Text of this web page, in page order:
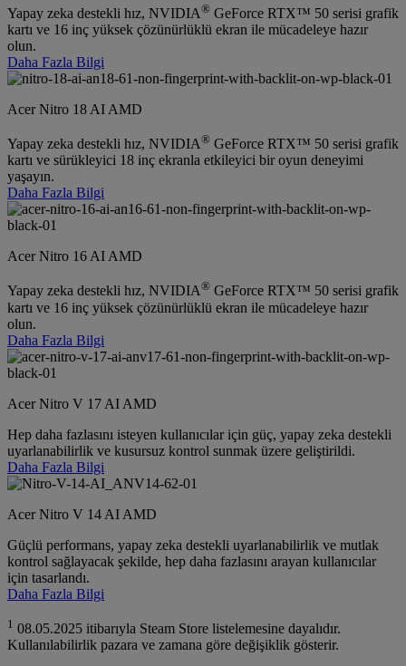
Yapay zeka destekli hız, NVIDIA® GeForce RTX™ 50 serisi grafik
kartı ve 16 inç yüksek çözünürlüklü ekran ile mücadeleye hazır
olun.
Daha Fazla Bilgi
Acer Nitro 18 AI AMD
Yapay zeka destekli hız, NVIDIA® GeForce RTX™ 50 serisi grafik
kartı ve sürükleyici 18 inç ekranla etkileyici bir oyun deneyimi
yaşayın.
Daha Fazla Bilgi
Acer Nitro 16 AI AMD
Yapay zeka destekli hız, NVIDIA® GeForce RTX™ 50 serisi grafik
kartı ve 16 inç yüksek çözünürlüklü ekran ile mücadeleye hazır
olun.
Daha Fazla Bilgi
Acer Nitro V 17 AI AMD
Hep daha fazlasını isteyen kullanıcılar için güç, yapay zeka destekli
uyarlanabilirlik ve kusursuz kontrol sunmak üzere geliştirildi.
Daha Fazla Bilgi
Acer Nitro V 14 AI AMD
Güçlü performans, yapay zeka destekli uyarlanabilirlik ve mutlak
kontrol sağlayacak şekilde, hep daha fazlasını arayan kullanıcılar
için tasarlandı.
Daha Fazla Bilgi
1 08.05.2025 itibarıyla Steam Store listelemesine dayalıdır.
Kullanılabilirlik pazara ve zamana göre değişiklik gösterir.